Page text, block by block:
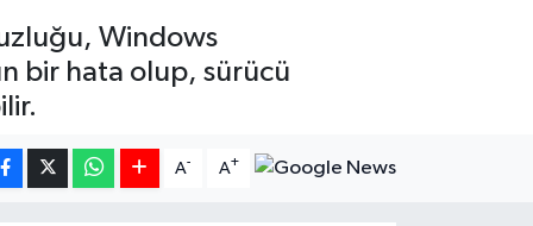
Windows
bir hata olup, sürücü
A- A+